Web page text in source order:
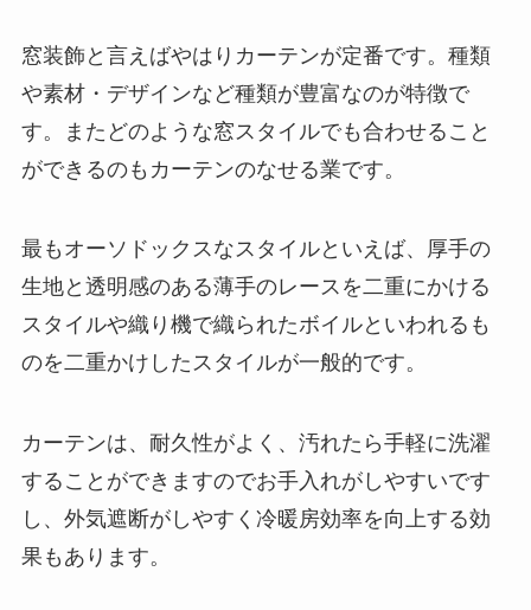
窓装飾と言えばやはりカーテンが定番です。種類
や素材・デザインなど種類が豊富なのが特徴で
す。またどのような窓スタイルでも合わせること
ができるのもカーテンのなせる業です。
最もオーソドックスなスタイルといえば、厚手の
生地と透明感のある薄手のレースを二重にかける
スタイルや織り機で織られたボイルといわれるも
のを二重かけしたスタイルが一般的です。
カーテンは、耐久性がよく、汚れたら手軽に洗濯
することができますのでお手入れがしやすいです
し、外気遮断がしやすく冷暖房効率を向上する効
果もあります。